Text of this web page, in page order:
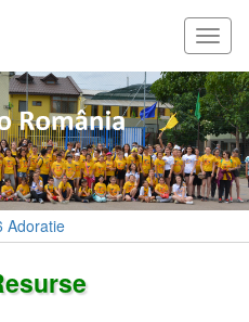
Adoratie